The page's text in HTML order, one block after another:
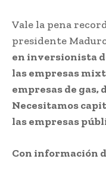
Vale la pena
presidente
en inversionista
las empresas
empresas de gas,
Necesitamos
las empresas
Con información